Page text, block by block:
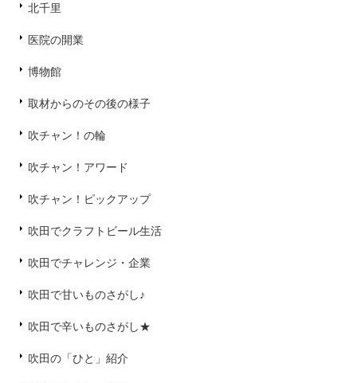
北千里
医院の開業
博物館
取材からのその後の様子
吹チャン！の輪
吹チャン！アワード
吹チャン！ピックアップ
吹田でクラフトビール生活
吹田でチャレンジ・企業
吹田で甘いものさがし♪
吹田で辛いものさがし★
吹田の「ひと」紹介